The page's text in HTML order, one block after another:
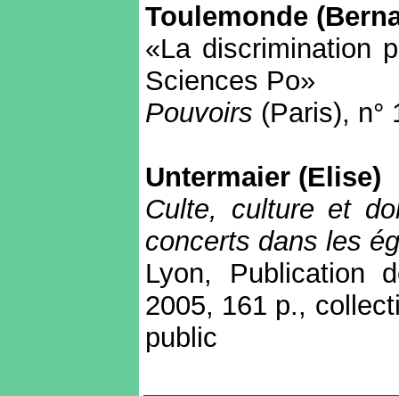
Toulemonde
«La discrimination
Sciences Po»
Pouvoirs (Paris), n°
Untermaier (Elise)
Culte, culture et
concerts dans les
Lyon, Publication
2005, 161 p.,
public